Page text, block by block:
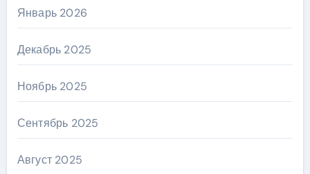
Январь 2026
Декабрь 2025
Ноябрь 2025
Сентябрь 2025
Август 2025